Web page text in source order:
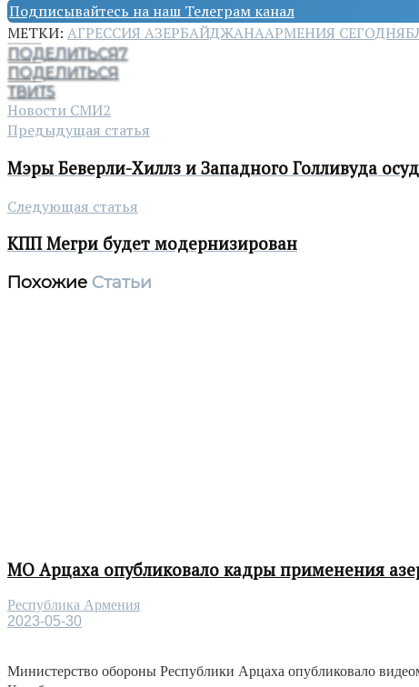
Подписывайтесь на наш Телеграм канал
МЕТКИ: АГРЕССИЯ АЗЕРБАЙДЖАНААРМЕНИЯ СЕГОДНЯ
ПОДЕЛИТЬСЯ7
ПОДЕЛИТЬСЯ
ТВИТ5
Новости СМИ2
Предыдущая статья
Мэры Беверли-Хиллз и Западного Голливуда
Следующая статья
КПП Мегри будет модернизирован
Похожие Статьи
МО Арцаха опубликовало кадры применения
Республика Армения
2023-05-30
Министерство обороны Республики Арцаха опубликовало